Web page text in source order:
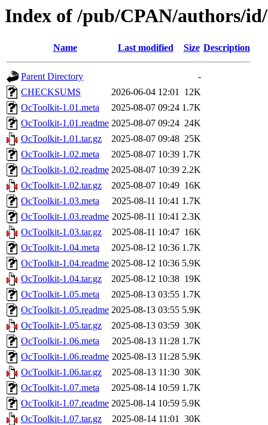
Index of /pub/CPAN/authors/
Name Last modified Size Description
Parent Directory
-
CHECKSUMS
2026-06-04 12:01 12K
OcToolkit-1.01.meta
2025-08-07 09:24 1.7K
OcToolkit-1.01.readme 2025-08-07 09:24 24K
OcToolkit-1.01.tar.gz
2025-08-07 09:48 25K
OcToolkit-1.02.meta
2025-08-07 10:39 1.7K
OcToolkit-1.02.readme 2025-08-07 10:39 2.2K
OcToolkit-1.02.tar.gz
2025-08-07 10:49 16K
OcToolkit-1.03.meta
2025-08-11 10:41 1.7K
OcToolkit-1.03.readme 2025-08-11 10:41 2.3K
OcToolkit-1.03.tar.gz
2025-08-11 10:47 16K
OcToolkit-1.04.meta
2025-08-12 10:36 1.7K
OcToolkit-1.04.readme 2025-08-12 10:36 5.9K
OcToolkit-1.04.tar.gz
2025-08-12 10:38 19K
OcToolkit-1.05.meta
2025-08-13 03:55 1.7K
OcToolkit-1.05.readme 2025-08-13 03:55 5.9K
OcToolkit-1.05.tar.gz
2025-08-13 03:59 30K
OcToolkit-1.06.meta
2025-08-13 11:28 1.7K
OcToolkit-1.06.readme 2025-08-13 11:28 5.9K
OcToolkit-1.06.tar.gz
2025-08-13 11:30 30K
OcToolkit-1.07.meta
2025-08-14 10:59 1.7K
OcToolkit-1.07.readme 2025-08-14 10:59 5.9K
OcToolkit-1.07.tar.gz
2025-08-14 11:01 30K